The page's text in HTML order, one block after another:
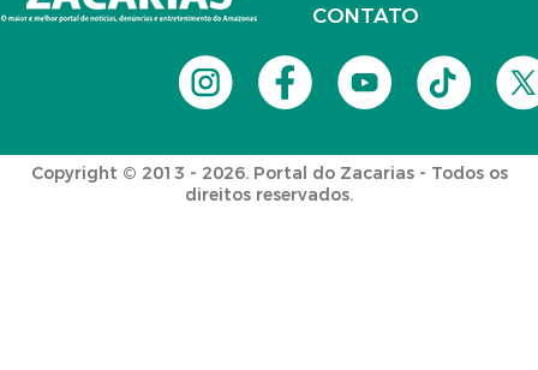
CONTATO
Copyright © 2013 - 2026. Portal do Zacarias - Todos os
direitos reservados.